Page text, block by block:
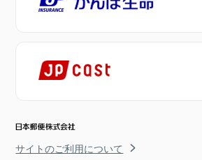
サイトのご利用について